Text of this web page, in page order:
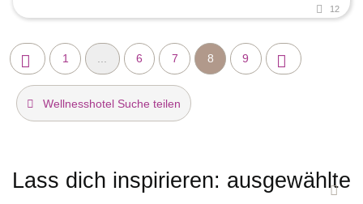
12
1 6 7 8 9
Wellnesshotel Suche teilen
Lass dich inspirieren: ausgewählte